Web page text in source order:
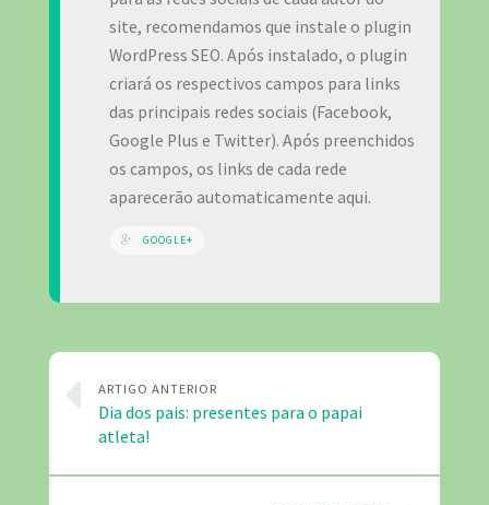
site, recomendamos que instale o plugin
WordPress SEO. Após instalado, o plugin
criará os respectivos campos para links
das principais redes sociais (Facebook,
Google Plus e Twitter). Após preenchidos
os campos, os links de cada rede
aparecerão automaticamente aqui.
GOOGLE+
ARTIGO ANTERIOR
Dia dos pais: presentes para o papai
atleta!